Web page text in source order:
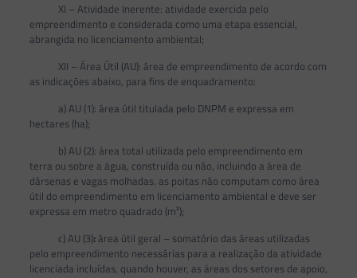
XI – Atividade Inerente: atividade exercida pelo
empreendimento e considerada como uma etapa essencial,
abrangida no licenciamento ambiental;
XII – Área Útil (AU): área de empreendimento de acordo com
as indicações abaixo, para fins de enquadramento:
a) AU (1): área útil titulada pelo DNPM e expressa em
hectares (ha);
b) AU (2): área total utilizada pelo empreendimento em
terra ou sobre a água, construída ou não, incluindo a área de
dársenas e vagas molhadas. as poitas não computam como área
útil do empreendimento em licenciamento ambiental e deve ser
expressa em metro quadrado (m²);
c) AU (3):área útil geral – somatório das áreas utilizadas
pelo empreendimento necessárias para a realização da atividade
licenciada incluídas, quando houver, as áreas dos setores de apoio,